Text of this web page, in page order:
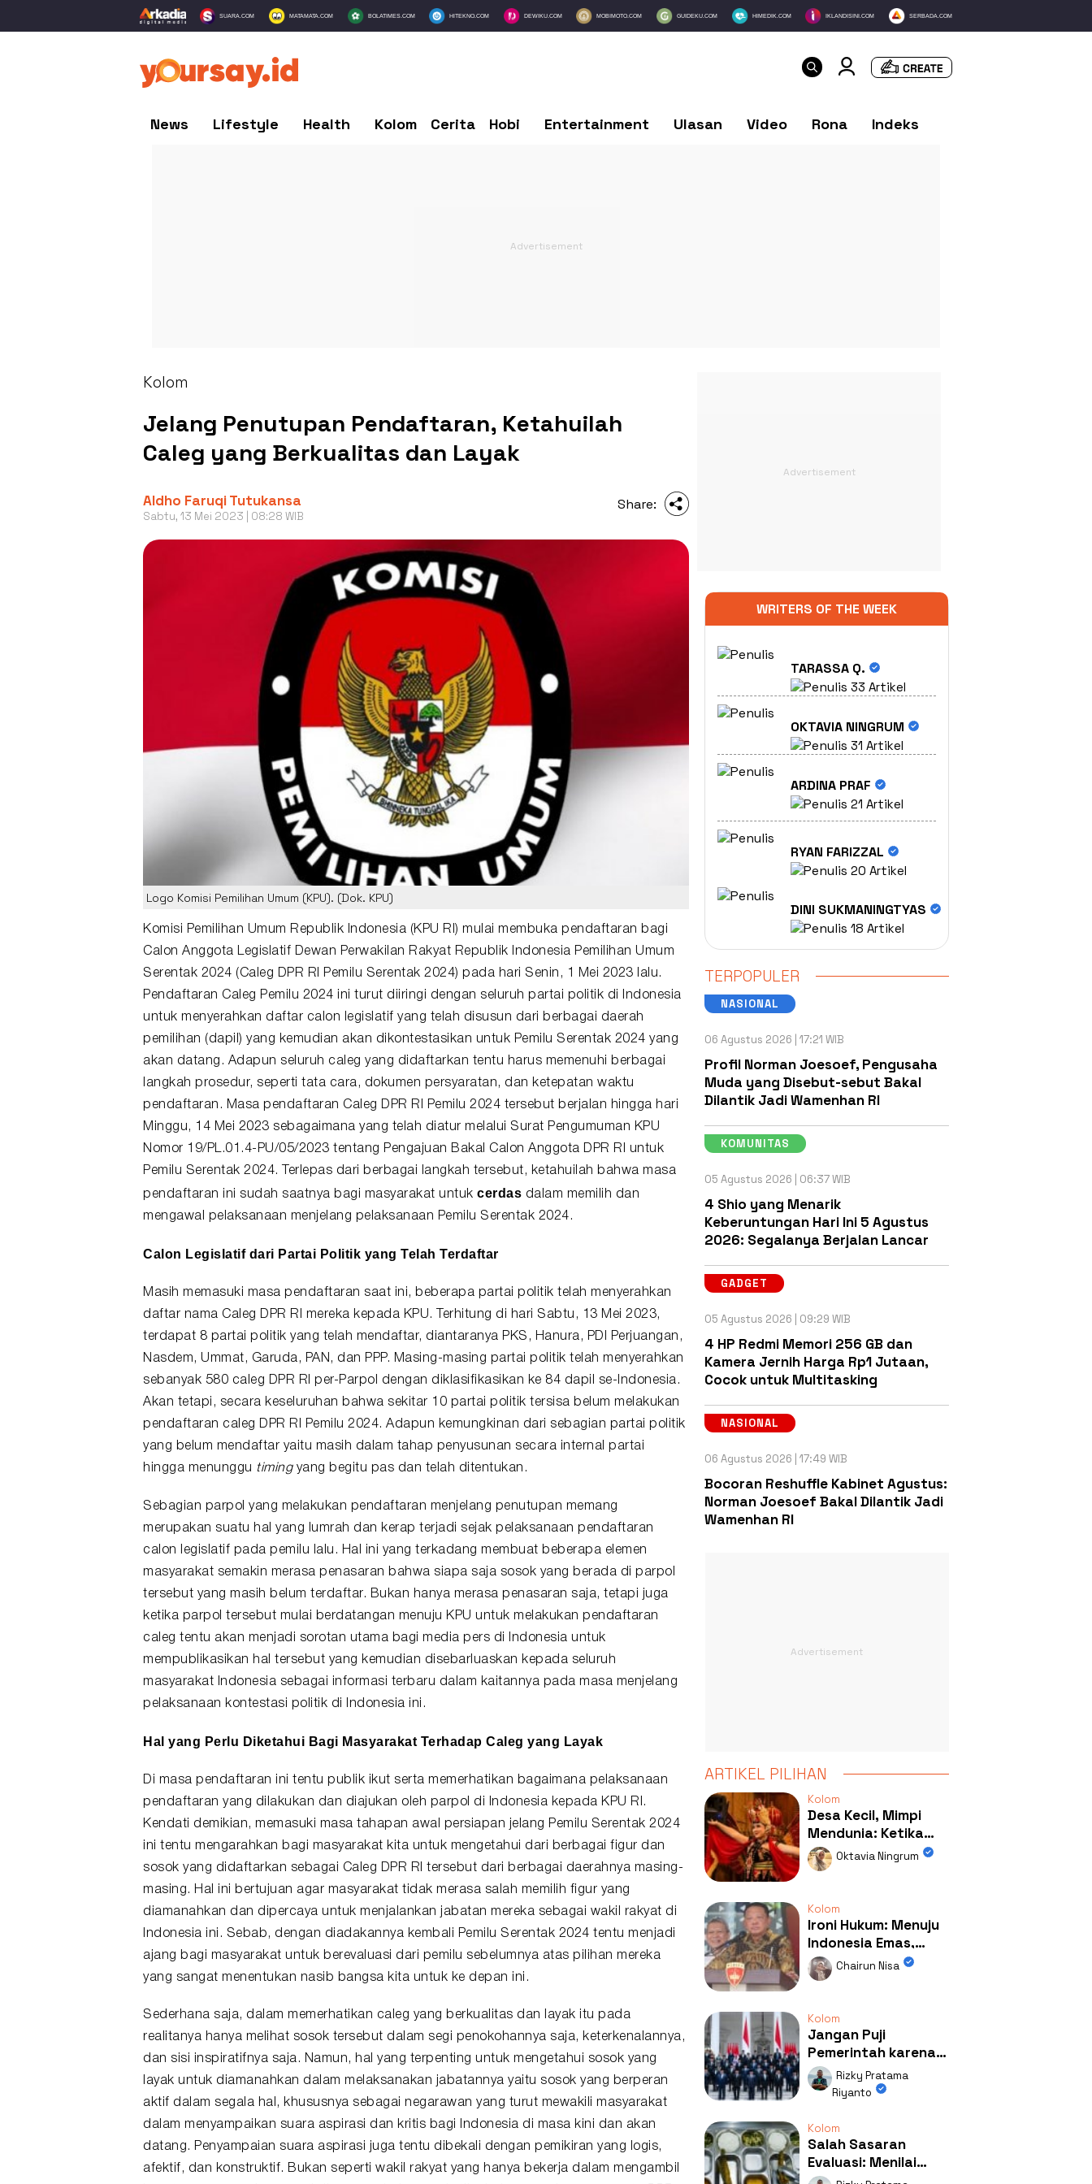
SUARA.COM MATAMATA.COM BOLATIMES.COM HITEKNO.COM DEWIKU.COM MOBIMOTO.COM GUIDEKU.COM HIMEDIK.COM IKLANDISINI.COM SERBADA.COM
News Lifestyle Health Kolom Cerita Hobi Entertainment Ulasan Video Rona Indeks
Kolom
Jelang Penutupan Pendaftaran, Ketahuilah
Caleg yang Berkualitas dan Layak
Aldho Faruqi Tutukansa
Sabtu, 13 Mei 2023 | 08:28 WIB
Share:
Logo Komisi Pemilihan Umum (KPU). (Dok. KPU)
Komisi Pemilihan Umum Republik Indonesia ( KPU RI ) mulai membuka pendaftaran bagi
Calon Anggota Legislatif Dewan Perwakilan Rakyat Republik Indonesia Pemilihan Umum
Serentak 2024 ( Caleg DPR RI Pemilu Serentak 2024) pada hari Senin, 1 Mei 2023 lalu.
Pendaftaran Caleg Pemilu 2024 ini turut diiringi dengan seluruh partai politik di Indonesia
untuk menyerahkan daftar calon legislatif yang telah disusun dari berbagai daerah
pemilihan (dapil) yang kemudian akan dikontestasikan untuk Pemilu Serentak 2024 yang
akan datang. Adapun seluruh caleg yang didaftarkan tentu harus memenuhi berbagai
langkah prosedur, seperti tata cara, dokumen persyaratan, dan ketepatan waktu
pendaftaran. Masa pendaftaran Caleg DPR RI Pemilu 2024 tersebut berjalan hingga hari
Minggu, 14 Mei 2023 sebagaimana yang telah diatur melalui Surat Pengumuman KPU
Nomor 19/PL.01.4-PU/05/2023 tentang Pengajuan Bakal Calon Anggota DPR RI untuk
Pemilu Serentak 2024. Terlepas dari berbagai langkah tersebut, ketahuilah bahwa masa
pendaftaran ini sudah saatnya bagi masyarakat untuk cerdas dalam memilih dan
mengawal pelaksanaan menjelang pelaksanaan Pemilu Serentak 2024.
Calon Legislatif dari Partai Politik yang Telah Terdaftar
Masih memasuki masa pendaftaran saat ini, beberapa partai politik telah menyerahkan
daftar nama Caleg DPR RI mereka kepada KPU. Terhitung di hari Sabtu, 13 Mei 2023,
terdapat 8 partai politik yang telah mendaftar, diantaranya PKS, Hanura, PDI Perjuangan,
Nasdem, Ummat, Garuda, PAN, dan PPP. Masing-masing partai politik telah menyerahkan
sebanyak 580 caleg DPR RI per-Parpol dengan diklasifikasikan ke 84 dapil se-Indonesia.
Akan tetapi, secara keseluruhan bahwa sekitar 10 partai politik tersisa belum melakukan
pendaftaran caleg DPR RI Pemilu 2024. Adapun kemungkinan dari sebagian partai politik
yang belum mendaftar yaitu masih dalam tahap penyusunan secara internal partai
hingga menunggu
timingyang begitu pas dan telah ditentukan.
Sebagian parpol yang melakukan pendaftaran menjelang penutupan memang
merupakan suatu hal yang lumrah dan kerap terjadi sejak pelaksanaan pendaftaran
calon legislatif pada pemilu lalu. Hal ini yang terkadang membuat beberapa elemen
masyarakat semakin merasa penasaran bahwa siapa saja sosok yang berada di parpol
tersebut yang masih belum terdaftar. Bukan hanya merasa penasaran saja, tetapi juga
ketika parpol tersebut mulai berdatangan menuju KPU untuk melakukan pendaftaran
caleg tentu akan menjadi sorotan utama bagi media pers di Indonesia untuk
mempublikasikan hal tersebut yang kemudian disebarluaskan kepada seluruh
masyarakat Indonesia sebagai informasi terbaru dalam kaitannya pada masa menjelang
pelaksanaan kontestasi politik di Indonesia ini.
Hal yang Perlu Diketahui Bagi Masyarakat Terhadap Caleg yang Layak
Di masa pendaftaran ini tentu publik ikut serta memerhatikan bagaimana pelaksanaan
pendaftaran yang dilakukan dan diajukan oleh parpol di Indonesia kepada KPU RI.
Kendati demikian, memasuki masa tahapan awal persiapan jelang Pemilu Serentak 2024
ini tentu mengarahkan bagi masyarakat kita untuk mengetahui dari berbagai figur dan
sosok yang didaftarkan sebagai Caleg DPR RI tersebut dari berbagai daerahnya masing-
masing. Hal ini bertujuan agar masyarakat tidak merasa salah memilih figur yang
diamanahkan dan dipercaya untuk menjalankan jabatan mereka sebagai wakil rakyat di
Indonesia ini. Sebab, dengan diadakannya kembali Pemilu Serentak 2024 tentu menjadi
ajang bagi masyarakat untuk berevaluasi dari pemilu sebelumnya atas pilihan mereka
yang sangat menentukan nasib bangsa kita untuk ke depan ini.
Sederhana saja, dalam memerhatikan caleg yang berkualitas dan layak itu pada
realitanya hanya melihat sosok tersebut dalam segi penokohannya saja, keterkenalannya,
dan sisi inspiratifnya saja. Namun, hal yang terpenting untuk mengetahui sosok yang
layak untuk diamanahkan dalam melaksanakan jabatannya yaitu sosok yang berperan
aktif dalam segala hal, khususnya sebagai negarawan yang turut mewakili masyarakat
dalam menyampaikan suara aspirasi dan kritis bagi Indonesia di masa kini dan akan
datang. Penyampaian suara aspirasi juga tentu dibekali dengan pemikiran yang logis,
afektif, dan konstruktif. Bukan seperti wakil rakyat yang hanya bekerja dalam mengambil
WRITERS OF THE WEEK
TARASSA Q.
33 Artikel
OKTAVIA NINGRUM
31 Artikel
ARDINA PRAF
21 Artikel
RYAN FARIZZAL
20 Artikel
DINI SUKMANINGTYAS
18 Artikel
TERPOPULER
NASIONAL
06 Agustus 2026 | 17:21 WIB
Profil Norman Joesoef, Pengusaha
Muda yang Disebut-sebut Bakal
Dilantik Jadi Wamenhan RI
KOMUNITAS
05 Agustus 2026 | 06:37 WIB
4 Shio yang Menarik
Keberuntungan Hari Ini 5 Agustus
2026: Segalanya Berjalan Lancar
GADGET
05 Agustus 2026 | 09:29 WIB
4 HP Redmi Memori 256 GB dan
Kamera Jernih Harga Rp1 Jutaan,
Cocok untuk Multitasking
NASIONAL
06 Agustus 2026 | 17:49 WIB
Bocoran Reshuffle Kabinet Agustus:
Norman Joesoef Bakal Dilantik Jadi
Wamenhan RI
ARTIKEL PILIHAN
Kolom
Desa Kecil, Mimpi
Mendunia: Ketika
Kolaborasi
Mengubah Wajah
Oktavia Ningrum
Kolom
Ironi Hukum: Menuju
Indonesia Emas,
Ternyata Emasnya
Ada di Rumah Febrie!
Chairun Nisa
Kolom
Jangan Puji
Pemerintah karena
Kerja: Mengapa
Publik Begitu Mudah
Rizky Pratama
Riyanto
Kolom
Salah Sasaran
Evaluasi: Menilai
Program MBG Lewat